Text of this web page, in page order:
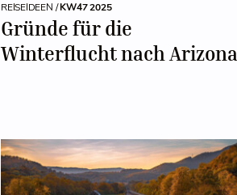
REISEIDEEN /KW47 2025
Gründe für die
Winterflucht nach Arizona